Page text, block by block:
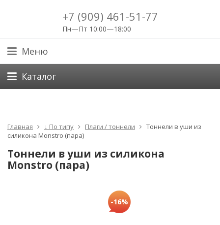
+7 (909) 461-51-77
Пн—Пт 10:00—18:00
Меню
Каталог
Главная ↓ По типу Плаги / тоннели
Тоннели в уши из
силикона Monstro (пара)
Тоннели в уши из силикона
Monstro (пара)
-16%